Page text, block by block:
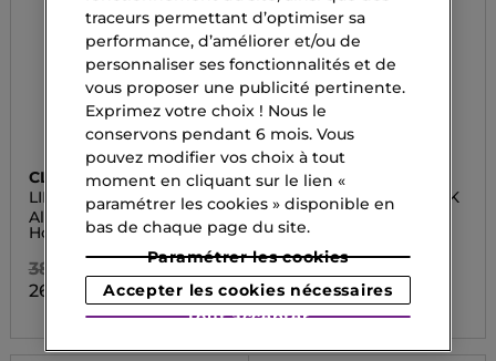
CLINIQUE
LIPSTICK
Almost Lipstick Pink
Honey
38,90 CHF
26,05 CHF
DIOR
ADDICT GLASS LIPSTICK
Rouge à lèvres
62,90 CHF
traceurs permettant d’optimiser sa
performance, d’améliorer et/ou de
personnaliser ses fonctionnalités et de
vous proposer une publicité pertinente.
Exprimez votre choix ! Nous le
conservons pendant 6 mois. Vous
pouvez modifier vos choix à tout
moment en cliquant sur le lien «
paramétrer les cookies » disponible en
bas de chaque page du site.
Paramétrer les cookies
Accepter les cookies nécessaires
Tout accepter